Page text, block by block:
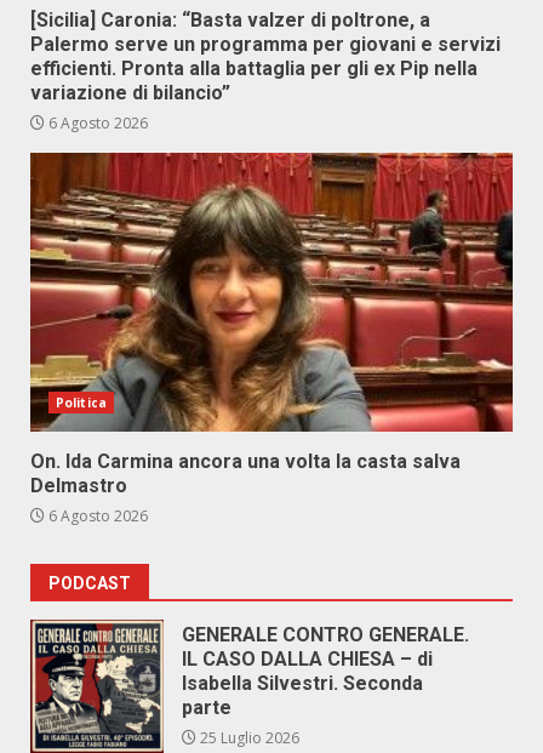
[Sicilia] Caronia: “Basta valzer di poltrone, a
Palermo serve un programma per giovani e servizi
efficienti. Pronta alla battaglia per gli ex Pip nella
variazione di bilancio”
6 Agosto 2026
Politica
On. Ida Carmina ancora una volta la casta salva
Delmastro
6 Agosto 2026
PODCAST
GENERALE CONTRO GENERALE.
IL CASO DALLA CHIESA – di
Isabella Silvestri. Seconda
parte
25 Luglio 2026